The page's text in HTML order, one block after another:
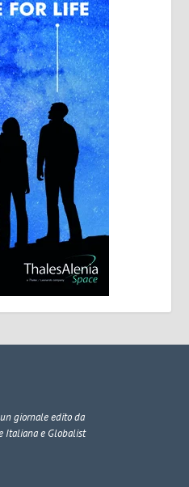
giornale edito da
Italiana e Globalist